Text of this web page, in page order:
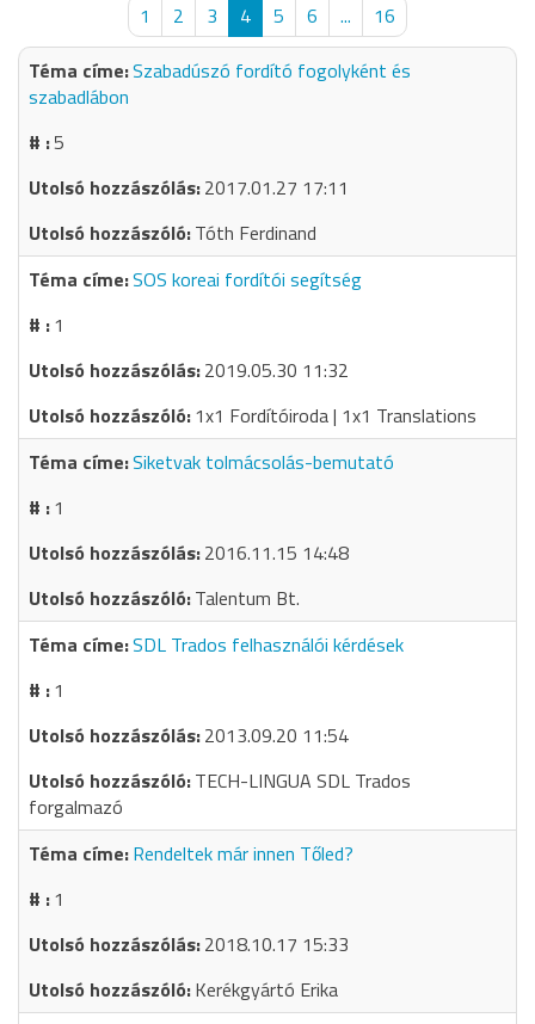
1 2 3 4 5 6 ...
16
Szabadúszó fordító fogolyként és
szabadlábon
5
2017.01.27 17:11
Tóth Ferdinand
SOS koreai fordítói segítség
1
2019.05.30 11:32
1x1 Fordítóiroda | 1x1 Translations
Siketvak tolmácsolás-bemutató
1
2016.11.15 14:48
Talentum Bt.
SDL Trados felhasználói kérdések
1
2013.09.20 11:54
TECH-LINGUA SDL Trados
forgalmazó
Rendeltek már innen Tőled?
1
2018.10.17 15:33
Kerékgyártó Erika